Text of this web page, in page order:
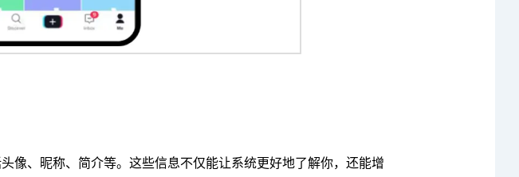
像、昵称、简介等。这些信息不仅能让系统更好地了解你，还能增